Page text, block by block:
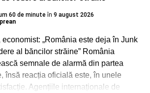
60 de minute în 9 august 2026
„România este deja în Junk
al băncilor străine” România
semnale de alarmă din partea
însă reacția oficială este, în unele
Agențiile internaționale de